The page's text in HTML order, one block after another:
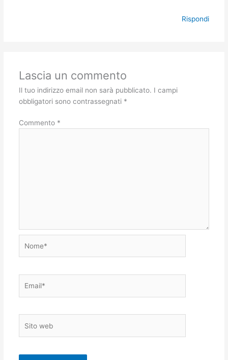
Rispondi
Lascia un commento
Il tuo indirizzo email non sarà pubblicato. I campi
obbligatori sono contrassegnati *
Commento *
web